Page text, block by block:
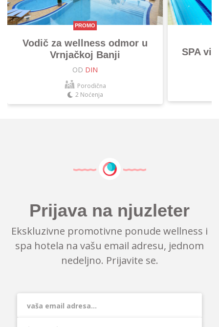
PROMO
Vodič za wellness odmor u
Vrnjačkoj Banji
OD DIN
Porodična
2 Noćenja
SPA
Prijava na njuzleter
Ekskluzivne promotivne ponude wellness i
spa hotela na vašu email adresu, jednom
nedeljno. Prijavite se.